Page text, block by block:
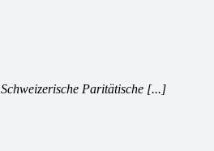
Schweizerische Paritätische [...]